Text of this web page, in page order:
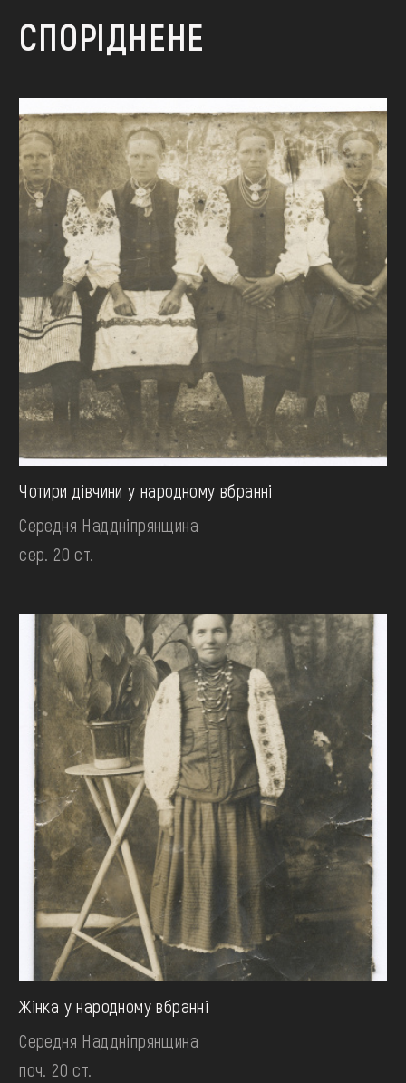
СПОРІДНЕНЕ
Чотири дівчини у народному вбранні
Середня Наддніпрянщина
сер. 20 ст.
Жінка у народному вбранні
Середня Наддніпрянщина
поч. 20 ст.